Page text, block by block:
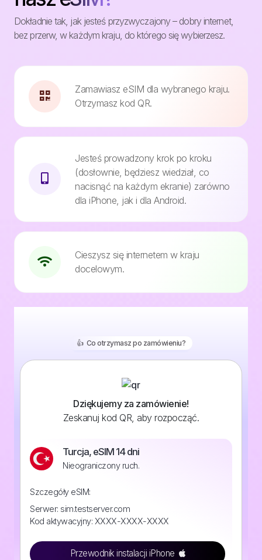
Dokładnie tak, jak jesteś przyzwyczajony – dobry internet,
bez przerw, w każdym kraju, do którego się wybierzesz.
Zamawiasz eSIM dla wybranego kraju.
Otrzymasz kod QR.
Jesteś prowadzony krok po kroku
(dosłownie, będziesz wiedział, co
nacisnąć na każdym ekranie) zarówno
dla iPhone, jak i dla Android.
Cieszysz się internetem w kraju
docelowym.
👍️ Co otrzymasz po zamówieniu?
Dziękujemy za zamówienie!
Zeskanuj kod QR, aby rozpocząć.
Turcja, eSIM 14 dni
Nieograniczony ruch.
Szczegóły eSIM:
Serwer: sim.testserver.com
Kod aktywacyjny: XXXX-XXXX-XXXX
Przewodnik instalacji iPhone